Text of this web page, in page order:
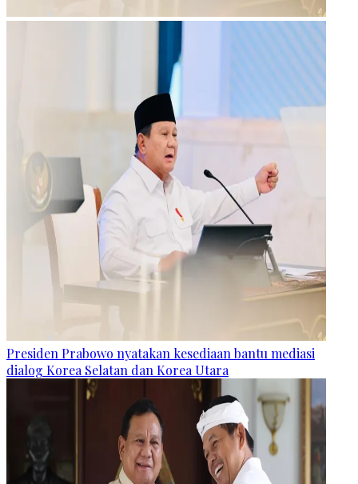
Presiden Prabowo nyatakan kesediaan bantu mediasi
dialog Korea Selatan dan Korea Utara